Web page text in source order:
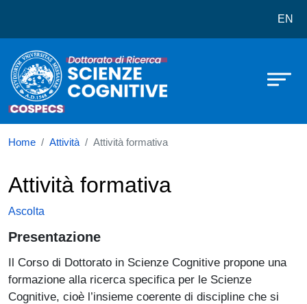
EN
Home Attività Attività formativa
Attività formativa
Ascolta
Presentazione
Il Corso di Dottorato in Scienze Cognitive propone una
formazione alla ricerca specifica per le Scienze
Cognitive, cioè l’insieme coerente di discipline che si